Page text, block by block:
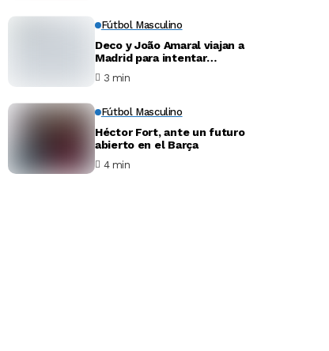
Fútbol Masculino
Deco y João Amaral viajan a
Madrid para intentar
Julián Álvarez
3 min
Fútbol Masculino
Héctor Fort, ante un futuro
abierto en el Barça
4 min